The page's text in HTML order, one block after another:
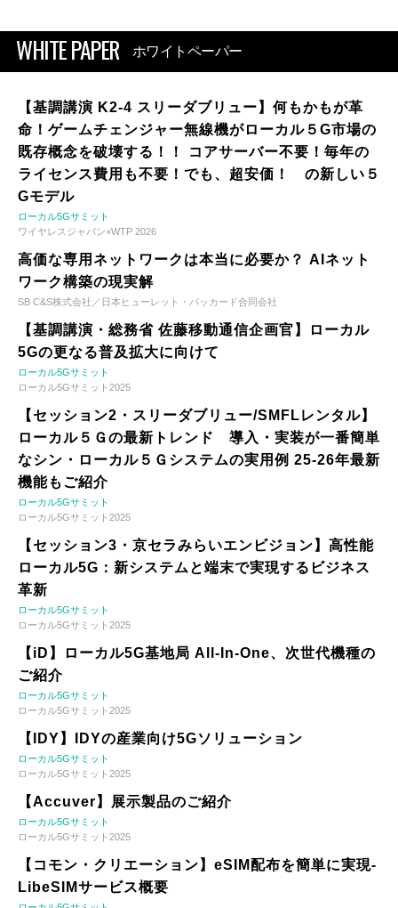
WHITE PAPER ホワイトペーパー
【基調講演 K2-4 スリーダブリュー】何もかもが革
命！ゲームチェンジャー無線機がローカル５G市場の
既存概念を破壊する！！ コアサーバー不要！毎年の
ライセンス費用も不要！でも、超安価！ の新しい５
Gモデル
ローカル5Gサミット
ワイヤレスジャパン×WTP 2026
高価な専用ネットワークは本当に必要か？ AIネット
ワーク構築の現実解
SB C&S株式会社／日本ヒューレット・パッカード合同会社
【基調講演・総務省 佐藤移動通信企画官】ローカル
5Gの更なる普及拡大に向けて
ローカル5Gサミット
ローカル5Gサミット2025
【セッション2・スリーダブリュー/SMFLレンタル】
ローカル５Ｇの最新トレンド 導入・実装が一番簡単
なシン・ローカル５Ｇシステムの実用例 25-26年最新
機能もご紹介
ローカル5Gサミット
ローカル5Gサミット2025
【セッション3・京セラみらいエンビジョン】高性能
ローカル5G：新システムと端末で実現するビジネス
革新
ローカル5Gサミット
ローカル5Gサミット2025
【iD】ローカル5G基地局 All-In-One、次世代機種の
ご紹介
ローカル5Gサミット
ローカル5Gサミット2025
【IDY】IDYの産業向け5Gソリューション
ローカル5Gサミット
ローカル5Gサミット2025
【Accuver】展示製品のご紹介
ローカル5Gサミット
ローカル5Gサミット2025
【コモン・クリエーション】eSIM配布を簡単に実現-
LibeSIMサービス概要